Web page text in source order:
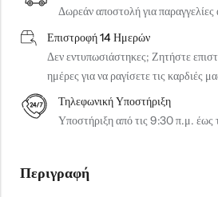
Δωρεάν αποστολή για
Επιστροφή 14 Ημερών
Δεν εντυπωσιάστηκες; Ζητήστε
ημέρες για να ραγίσετε τις καρδιές
Τηλεφωνική Υποστήριξη
Υποστήριξη από τις 9:30 π.μ. έως
Περιγραφή